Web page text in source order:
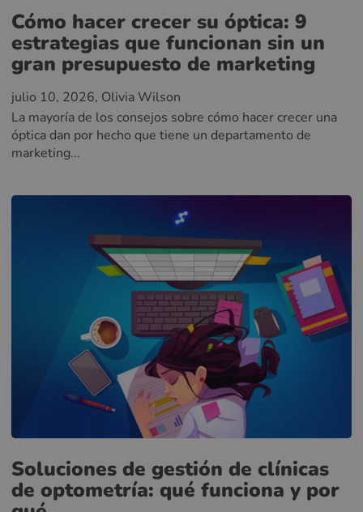
Cómo hacer crecer su óptica: 9
estrategias que funcionan sin un
gran presupuesto de marketing
julio 10, 2026, Olivia Wilson
La mayoría de los consejos sobre cómo hacer crecer una
óptica dan por hecho que tiene un departamento de
marketing...
Soluciones de gestión de clínicas
de optometría: qué funciona y por